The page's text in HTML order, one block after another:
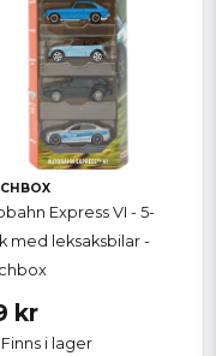
Express VI - 5-
med leksaksbilar -
kr
Finns i lager